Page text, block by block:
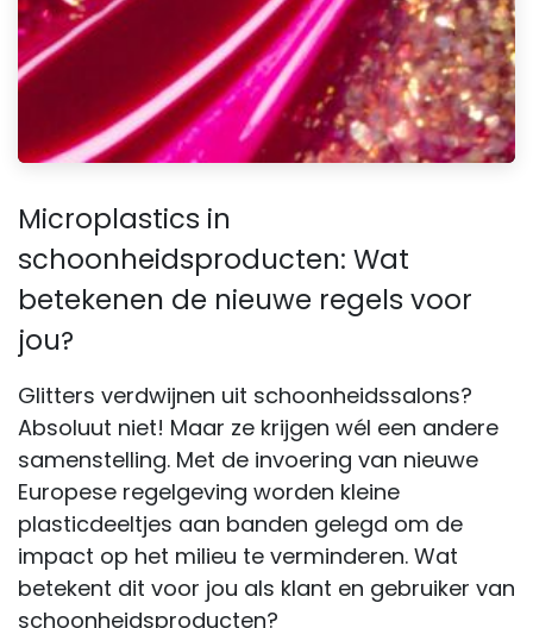
Microplastics in
schoonheidsproducten: Wat
betekenen de nieuwe regels voor
jou?
Glitters verdwijnen uit schoonheidssalons?
Absoluut niet! Maar ze krijgen wél een andere
samenstelling. Met de invoering van nieuwe
Europese regelgeving worden kleine
plasticdeeltjes aan banden gelegd om de
impact op het milieu te verminderen. Wat
betekent dit voor jou als klant en gebruiker van
schoonheidsproducten?